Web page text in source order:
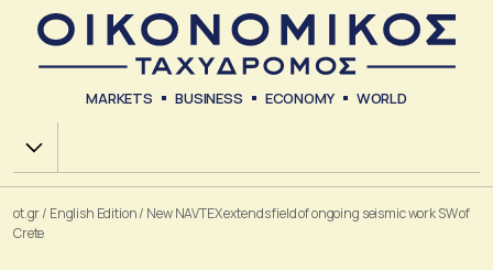
MARKETS BUSINESS ECONOMY WORLD
Χ.Α.
ot.gr/ English Edition/ New NAVTEX extends field of ongoing seismic work SW of
Crete